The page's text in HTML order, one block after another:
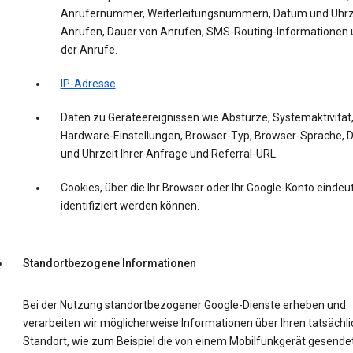
Anrufernummer, Weiterleitungsnummern, Datum und
Anrufen, Dauer von Anrufen, SMS-Routing-Informationen
der Anrufe.
IP-Adresse.
Daten zu Geräteereignissen wie Abstürze, Systemaktivität,
Hardware-Einstellungen, Browser-Typ, Browser-Sprache,
und Uhrzeit Ihrer Anfrage und Referral-URL.
Cookies, über die Ihr Browser oder Ihr Google-Konto
identifiziert werden können.
Standortbezogene Informationen
Bei der Nutzung standortbezogener Google-Dienste erheben und
verarbeiten wir möglicherweise Informationen über Ihren
Standort, wie zum Beispiel die von einem Mobilfunkgerät